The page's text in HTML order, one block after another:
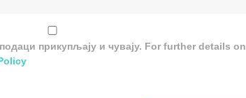
прикупљају и чувају. For further details on